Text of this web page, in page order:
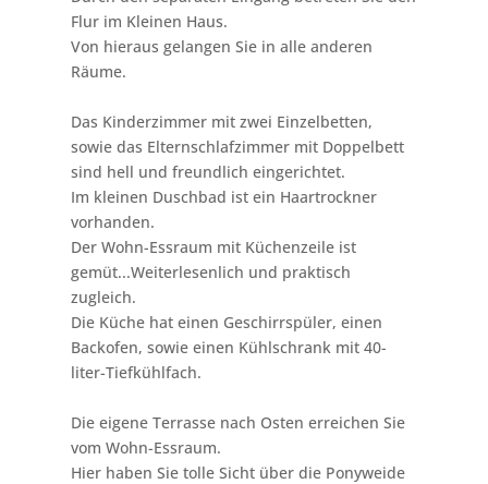
Flur im Kleinen Haus.
Von hieraus gelangen Sie in alle anderen
Räume.
Das Kinderzimmer mit zwei Einzelbetten,
sowie das Elternschlafzimmer mit Doppelbett
sind hell und freundlich eingerichtet.
Im kleinen Duschbad ist ein Haartrockner
vorhanden.
Der Wohn-Essraum mit Küchenzeile ist
gemüt...Weiterlesenlich und praktisch
zugleich.
Die Küche hat einen Geschirrspüler, einen
Backofen, sowie einen Kühlschrank mit 40-
liter-Tiefkühlfach.
Die eigene Terrasse nach Osten erreichen Sie
vom Wohn-Essraum.
Hier haben Sie tolle Sicht über die Ponyweide